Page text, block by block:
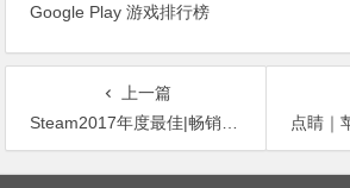
Google Play 游戏排行榜
上一篇
Steam2017年度最佳|畅销VR游戏榜：国产六款大作登榜！《辐射4VR》狂揽500万美元！
点睛｜苹果
文